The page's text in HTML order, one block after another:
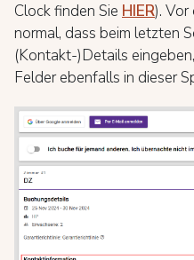
Clock finden Sie HIER).
normal, dass beim letzten
(Kontakt-)Details
Felder ebenfalls in dieser